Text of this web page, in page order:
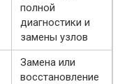
полной
диагностики и
замены узлов
Замена или
восстановление